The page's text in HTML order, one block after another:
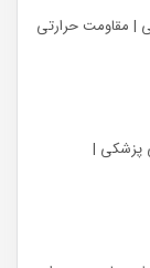
| مقاومت حرارتی
پزشکی |